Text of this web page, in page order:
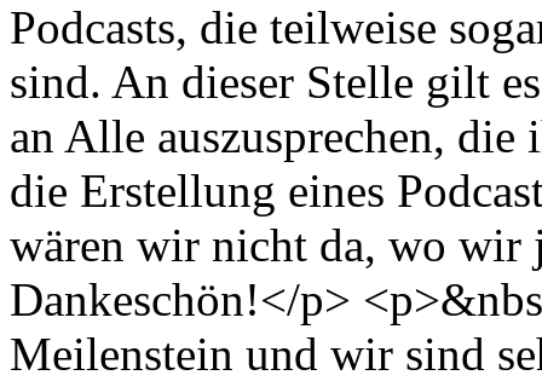
Podcasts, die teilweise
sind. An dieser Stelle gilt
an Alle auszusprechen,
die Erstellung eines
wären wir nicht da, wo wir
Dankeschön!</p>
Meilenstein und wir sind